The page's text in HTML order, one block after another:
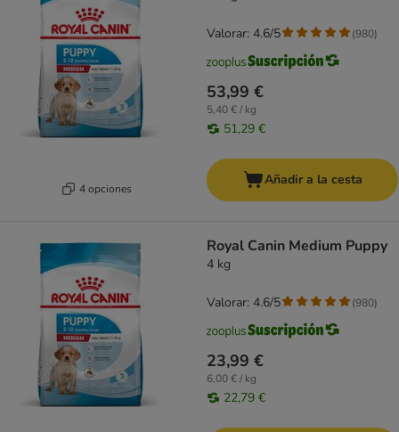
4 opciones
53,99 €
5,40 € / kg
51,29 €
Valorar: 4.6/5 (980)
Añadir a la cesta
Royal Canin Medium Puppy
4 kg
23,99 €
6,00 € / kg
22,79 €
Valorar: 4.6/5 (980)